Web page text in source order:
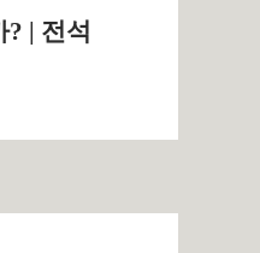
| 전석